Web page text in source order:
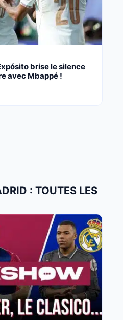
brise le silence
avec Mbappé !
: TOUTES LES